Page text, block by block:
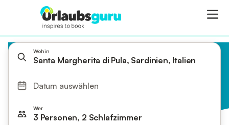
Wohin
Santa Margherita di Pula, Sardinien, Italien
Datum auswählen
Wer
3 Personen, 2 Schlafzimmer